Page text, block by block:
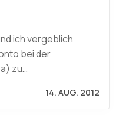
ich vergeblich
bei der
zu…
14. AUG. 2012